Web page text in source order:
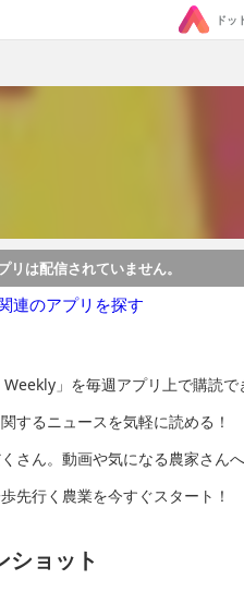
ドッ
リは配信されていません。
連のアプリを探す
」を毎週アプリ上で購読で
するニュースを気軽に読める！
さん。動画や気になる農家さん
先行く農業を今すぐスタート！
ョット